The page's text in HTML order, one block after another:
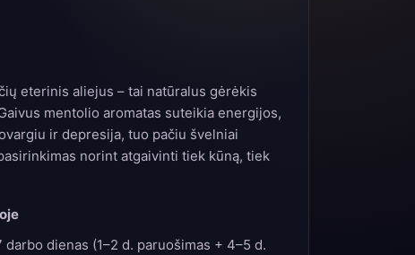
eterinis aliejus – tai natūralus gėrėkis
mentolio aromatas suteikia energijos,
ir depresija, tuo pačiu švelniai
norint atgaivinti tiek kūną, tiek
dienas (1–2 d. paruošimas + 4–5 d.